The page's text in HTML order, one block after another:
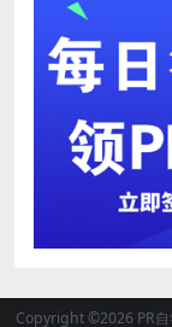
Copyright ©2026 PR自